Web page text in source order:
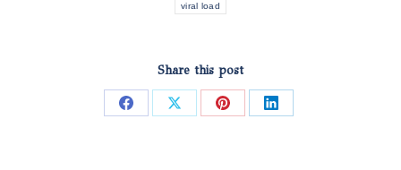
viral load
Share this post
Share Share Share Share